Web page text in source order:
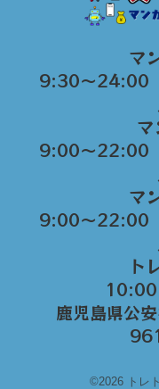
マ
9:30～24:00（
マ
9:00～22:00（
マ
9:00〜22:00（
ト
10:00
鹿児島県公
©2026 トレ